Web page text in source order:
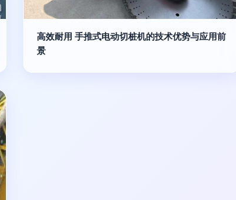
高效耐用 手推式电动切桩机的技术优势与应用前
景